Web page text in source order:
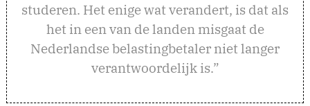
studeren. Het enige wat verandert, is dat als
het in een van de landen misgaat de
Nederlandse belastingbetaler niet langer
verantwoordelijk is.”